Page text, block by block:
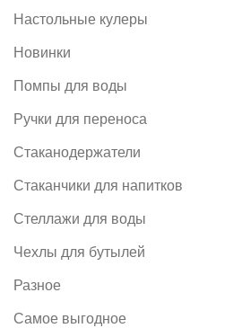
Настольные кулеры
Новинки
Помпы для воды
Ручки для переноса
Стаканодержатели
Стаканчики для напитков
Стеллажи для воды
Чехлы для бутылей
Разное
Самое выгодное